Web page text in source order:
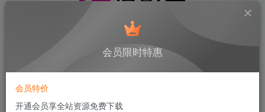
找回密码
邮箱
会员限时特惠
会员特价
开通会员享全站资源免费下载